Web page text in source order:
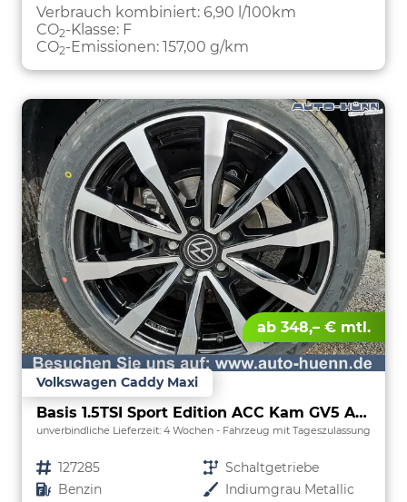
Verbrauch kombiniert: 6,90 l/100km
CO2-Klasse: F
CO2-Emissionen: 157,00 g/km
ab 348,– € mtl.
Volkswagen Caddy Maxi
Basis 1.5TSI Sport Edition ACC Kam GV5 App AHK Reling
unverbindliche Lieferzeit: 4 Wochen Fahrzeug mit Tageszulassung
Fahrzeugnr. 127285 Getriebe Schaltgetriebe
Kraftstoff Benzin Außenfarbe Indiumgrau Metallic